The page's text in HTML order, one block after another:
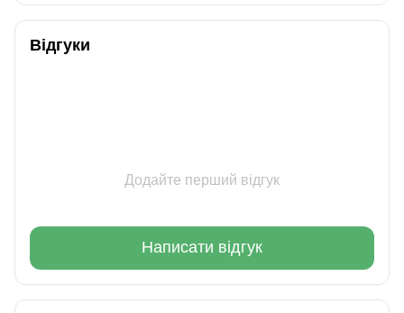
Відгуки
Додайте перший відгук
Написати відгук